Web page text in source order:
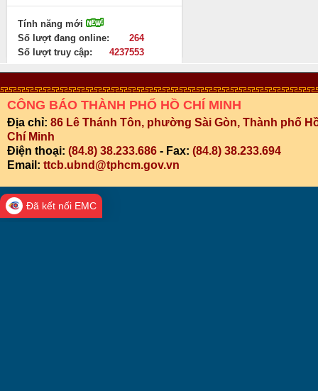
Tính năng mới
Số lượt đang online:
264
Số lượt truy cập:
4237553
CÔNG BÁO THÀNH PHỐ HỒ CHÍ MINH
Địa chỉ: 86 Lê Thánh Tôn, phường Sài Gòn, Thành phố
Chí Minh
Điện thoại: (84.8) 38.233.686 - Fax: (84.8) 38.233.694
Email: ttcb.ubnd@tphcm.gov.vn
Đã kết nối EMC